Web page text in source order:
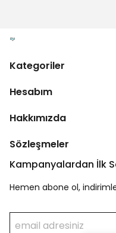
Kategoriler
Hesabım
Hakkımızda
Sözleşmeler
Kampanyalardan İlk
Hemen abone ol,